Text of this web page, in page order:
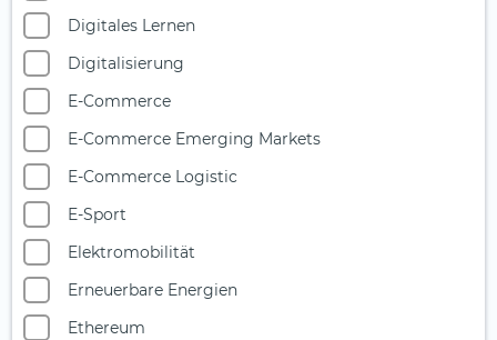
Digitales Lernen
Digitalisierung
E-Commerce
E-Commerce Emerging Markets
E-Commerce Logistic
E-Sport
Elektromobilität
Erneuerbare Energien
Ethereum